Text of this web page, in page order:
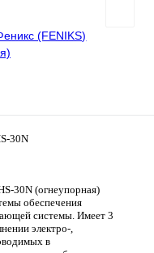
30N
30N (огнеупорная)
обеспечения
системы. Имеет 3
электро‐,
в